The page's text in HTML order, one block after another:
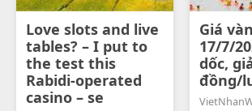
Love slots and live
tables? – I put to
the test this
Rabidi-operated
casino – se
Giá
17/7/
dốc,
đồng/